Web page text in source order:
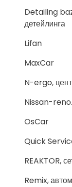
Detailing
детейлинга
Lifan
MaxCar
N-ergo,
Nissan-
OsCar
Quick
REAKTOR,
Remix,